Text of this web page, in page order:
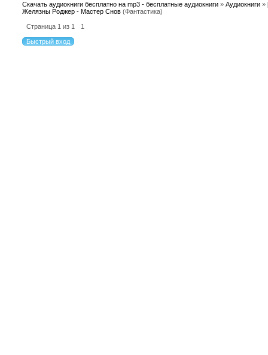
Скачать аудиокниги бесплатно на mp3 - бесплатные аудиокниги » Аудиокниги »
Желязны Роджер - Мастер Снов (Фантастика)
Страница 1 из 1 1